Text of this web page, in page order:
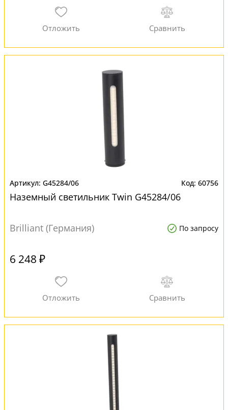
G45284/06 60756
Наземный светильник Twin G45284/06
Brilliant (Германия) По запросу
6 248 ₽